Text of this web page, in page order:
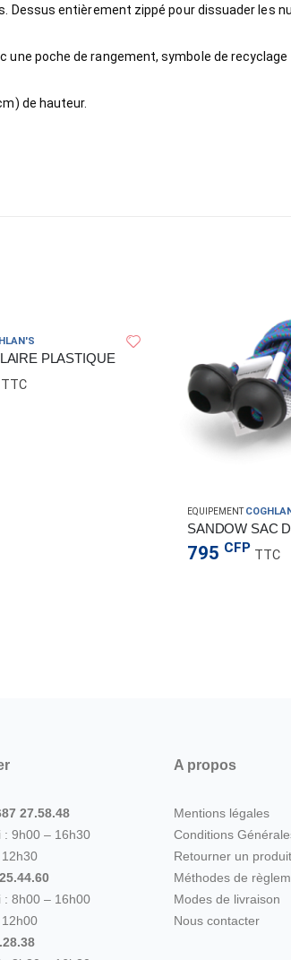
entièrement zippé pour dissuader les
poche de rangement, symbole de recyclage
de hauteur.
PLASTIQUE
TTC
EQUIPEMENT
SANDOW SAC
795 CFP TTC
27.58.48
: 9h00 – 16h30
: 8h00 – 16h00
A propos
Mentions légales
Conditions
Retourner un produit
Méthodes de
Modes de livraison
Nous contacter